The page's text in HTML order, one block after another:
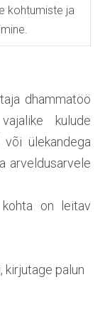
kohtumiste ja
dhammatöö
kulude
ülekandega
arveldusarvele
on leitav
kirjutage palun